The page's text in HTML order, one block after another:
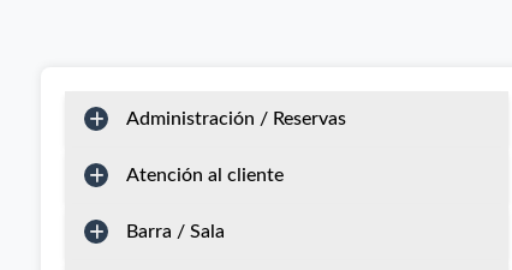
Administración / Reservas
Atención al cliente
Barra / Sala